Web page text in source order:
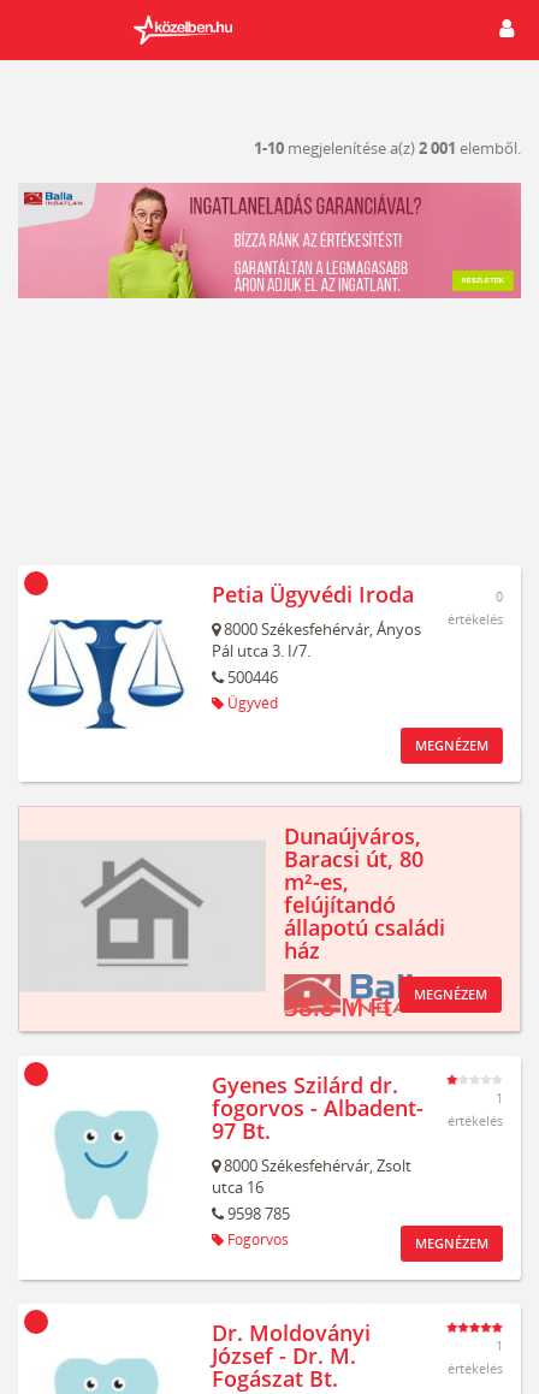
1-10 megjelenítése a(z)2 001 elemből.
Petia Ügyvédi Iroda
8000Székesfehérvár,Ányos
Pál utca 3. I/7.
500446
Ügyvéd
0
értékelés
MEGNÉZEM
Dunaújváros,
Baracsi út, 80
m²-es,
felújítandó
állapotú családi
ház
38.8 M Ft MEGNÉZEM
Gyenes Szilárd dr.
fogorvos - Albadent-
97 Bt.
8000Székesfehérvár,Zsolt
utca 16
9598 785
Fogorvos
1
értékelés
MEGNÉZEM
Dr. Moldoványi
József - Dr. M.
Fogászat Bt.
1
értékelés